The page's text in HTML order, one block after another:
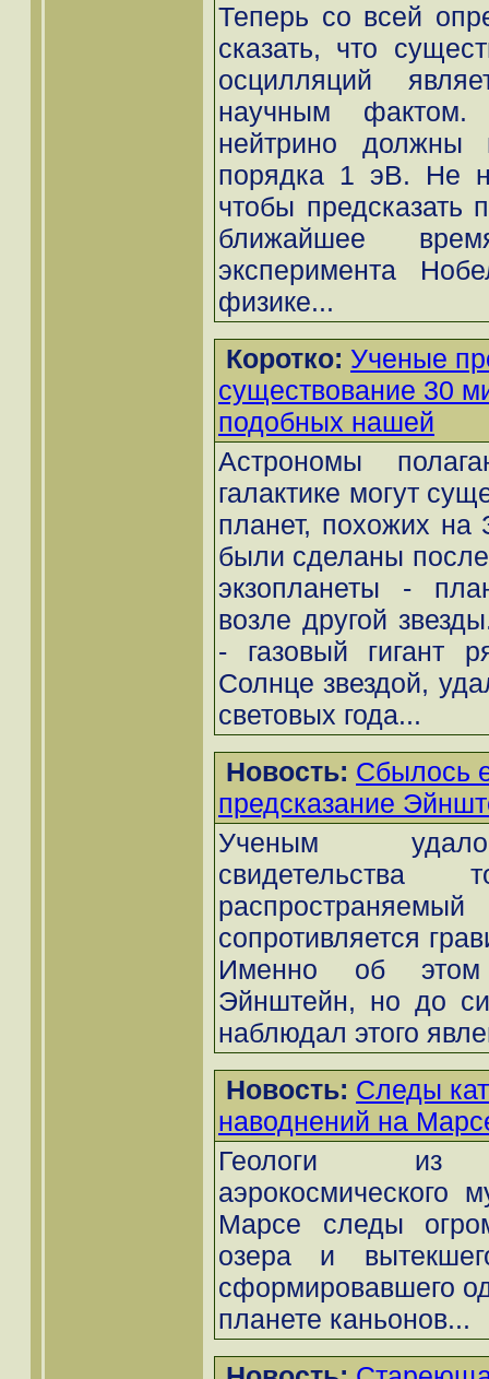
Теперь со всей
сказать, что
осцилляций
научным фактом.
нейтрино должны
порядка 1 эВ. Не
чтобы предсказать
ближайшее
эксперимента
физике...
Коротко: Ученые
существование 30
подобных нашей
Астрономы
галактике могут
планет, похожих
были сделаны
экзопланеты -
возле другой
- газовый гигант
Солнце звездой,
световых года...
Новость: Сбылось
предсказание
Ученым
сопротивляется
Именно об этом
Эйнштейн, но до
наблюдал этого
Новость: Следы
наводнений на
Геологи из
аэрокосмического
Марсе следы
озера и
сформировавшего
планете каньонов...